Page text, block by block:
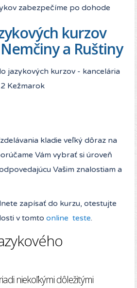
zabezpečíme po dohode
kurzov
a Ruštiny
jazykových kurzov - kancelária
Kežmarok
kladie veľký dôraz na
Vám vybrať si úroveň
Vašim znalostiam a
zapísať do kurzu, otestujte
v tomto online teste.
niekoľkými dôležitými